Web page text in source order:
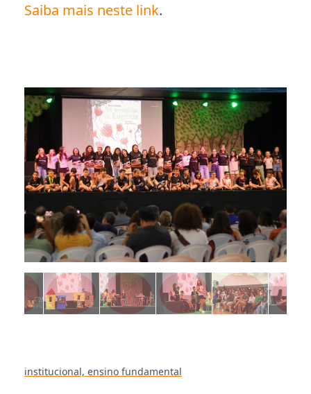
Saiba mais neste link.
Previous Next
institucional, ensino fundamental